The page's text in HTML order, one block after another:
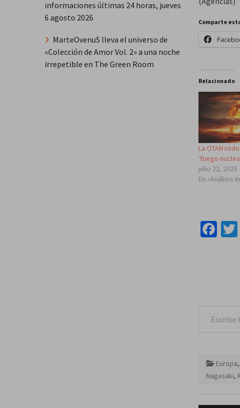
Comparte
Relacionado
La OTAN
‘fuego
julio 22, 2025
En «Análisis
Europa,
Nagasaki,
informaciones últimas 24 horas, jueves
6 agosto 2026
MarteOvenuS lleva el universo de
«Colección de Amor Vol. 2» a una noche
irrepetible en The Green Room